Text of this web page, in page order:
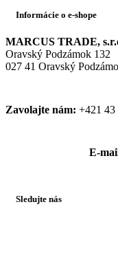
Informácie o e-shope
MARCUS TRADE,
Oravský Podzámok 132
027 41 Oravský
Zavolajte nám: +421 43
E-
Sledujte nás